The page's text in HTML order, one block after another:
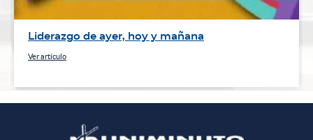
Liderazgo de ayer, hoy y mañana
Ver artículo